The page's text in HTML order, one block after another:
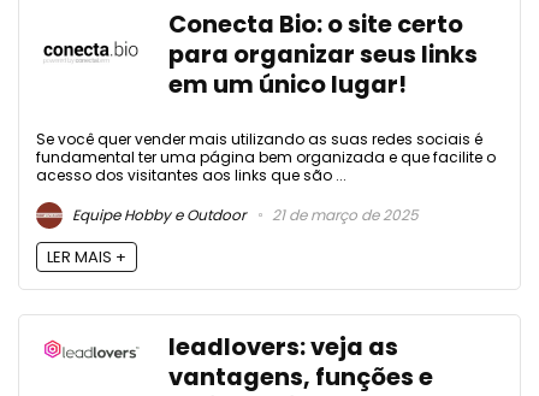
Conecta Bio: o site certo
para organizar seus links
em um único lugar!
Se você quer vender mais utilizando as suas redes sociais é
fundamental ter uma página bem organizada e que facilite o
acesso dos visitantes aos links que são ...
Equipe Hobby e Outdoor
21 de março de 2025
LER MAIS +
leadlovers: veja as
vantagens, funções e